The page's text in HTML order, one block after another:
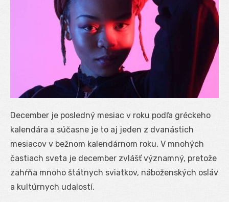
December je posledný mesiac v roku podľa gréckeho
kalendára a súčasne je to aj jeden z dvanástich
mesiacov v bežnom kalendárnom roku. V mnohých
častiach sveta je december zvlášť významný, pretože
zahŕňa mnoho štátnych sviatkov, náboženských osláv
a kultúrnych udalostí.